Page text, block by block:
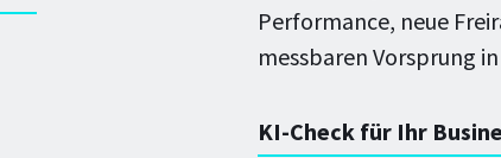
Performance, neue
messbaren Vorsprung
KI-Check für Ihr